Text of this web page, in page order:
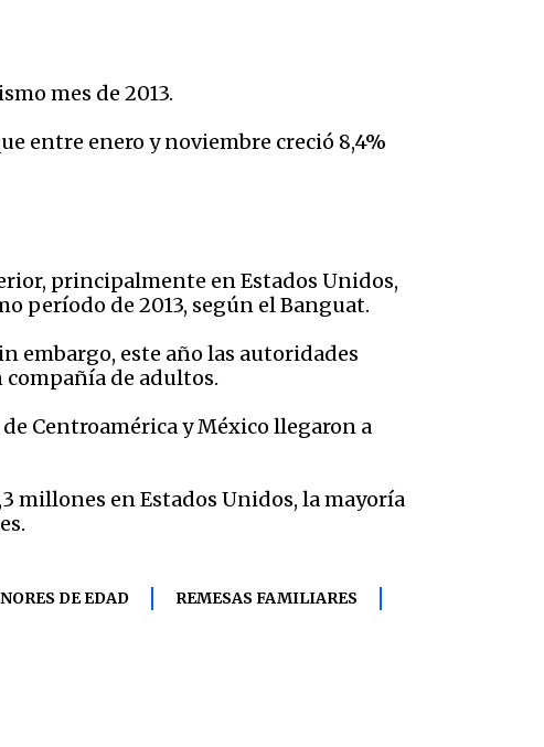
mes de 2013.
entre enero y noviembre creció 8,4%
principalmente en Estados Unidos,
período de 2013, según el Banguat.
embargo, este año las autoridades
de adultos.
Centroamérica y México llegaron a
millones en Estados Unidos, la mayoría
DE EDAD
REMESAS FAMILIARES